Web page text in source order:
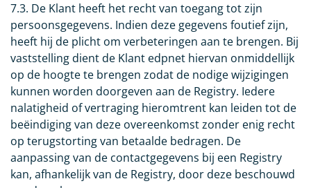
7.3. De Klant heeft het recht van toegang tot zijn
persoonsgegevens. Indien deze gegevens foutief zijn,
heeft hij de plicht om verbeteringen aan te brengen. Bij
vaststelling dient de Klant edpnet hiervan onmiddellijk
op de hoogte te brengen zodat de nodige wijzigingen
kunnen worden doorgeven aan de Registry. Iedere
nalatigheid of vertraging hieromtrent kan leiden tot de
beëindiging van deze overeenkomst zonder enig recht
op terugstorting van betaalde bedragen. De
aanpassing van de contactgegevens bij een Registry
kan, afhankelijk van de Registry, door deze beschouwd